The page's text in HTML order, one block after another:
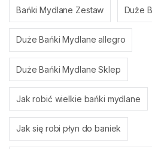
Bańki Mydlane Zestaw Duże
Duże Bańki Mydlane allegro
Duże Bańki Mydlane Sklep
Jak robić wielkie bańki mydlane
Jak się robi płyn do baniek